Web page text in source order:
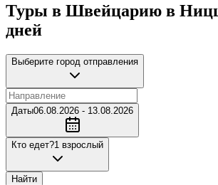
Туры в Швейцарию в
дней
Выберите город отправления
Даты06.08.2026 - 13.08.2026
Кто едет?1 взрослый
Найти